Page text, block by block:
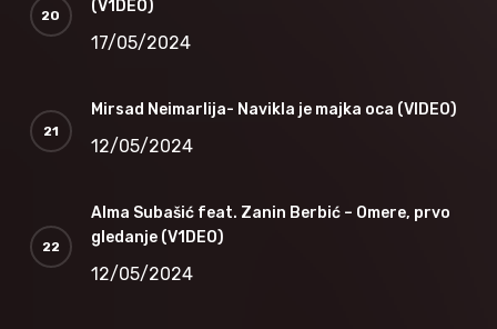
(V1DEO)
17/05/2024
Mirsad Neimarlija- Navikla je majka oca (VIDEO)
12/05/2024
Alma Subašić feat. Zanin Berbić – Omere, prvo
gledanje (V1DEO)
12/05/2024